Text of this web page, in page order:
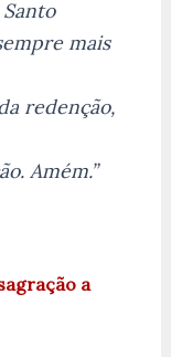
mais
redenção,
Amém.”
a